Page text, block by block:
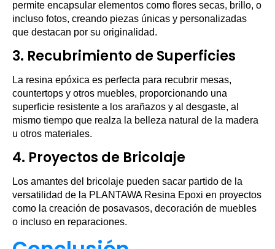
permite encapsular elementos como flores secas, brillo, o
incluso fotos, creando piezas únicas y personalizadas
que destacan por su originalidad.
3. Recubrimiento de Superficies
La resina epóxica es perfecta para recubrir mesas,
countertops y otros muebles, proporcionando una
superficie resistente a los arañazos y al desgaste, al
mismo tiempo que realza la belleza natural de la madera
u otros materiales.
4. Proyectos de Bricolaje
Los amantes del bricolaje pueden sacar partido de la
versatilidad de la PLANTAWA Resina Epoxi en proyectos
como la creación de posavasos, decoración de muebles
o incluso en reparaciones.